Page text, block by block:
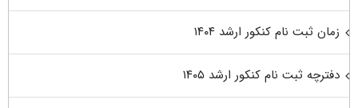
زمان ثبت نام کنکور ارشد ۱۴۰۴
دفترچه ثبت نام کنکور ارشد ۱۴۰۵